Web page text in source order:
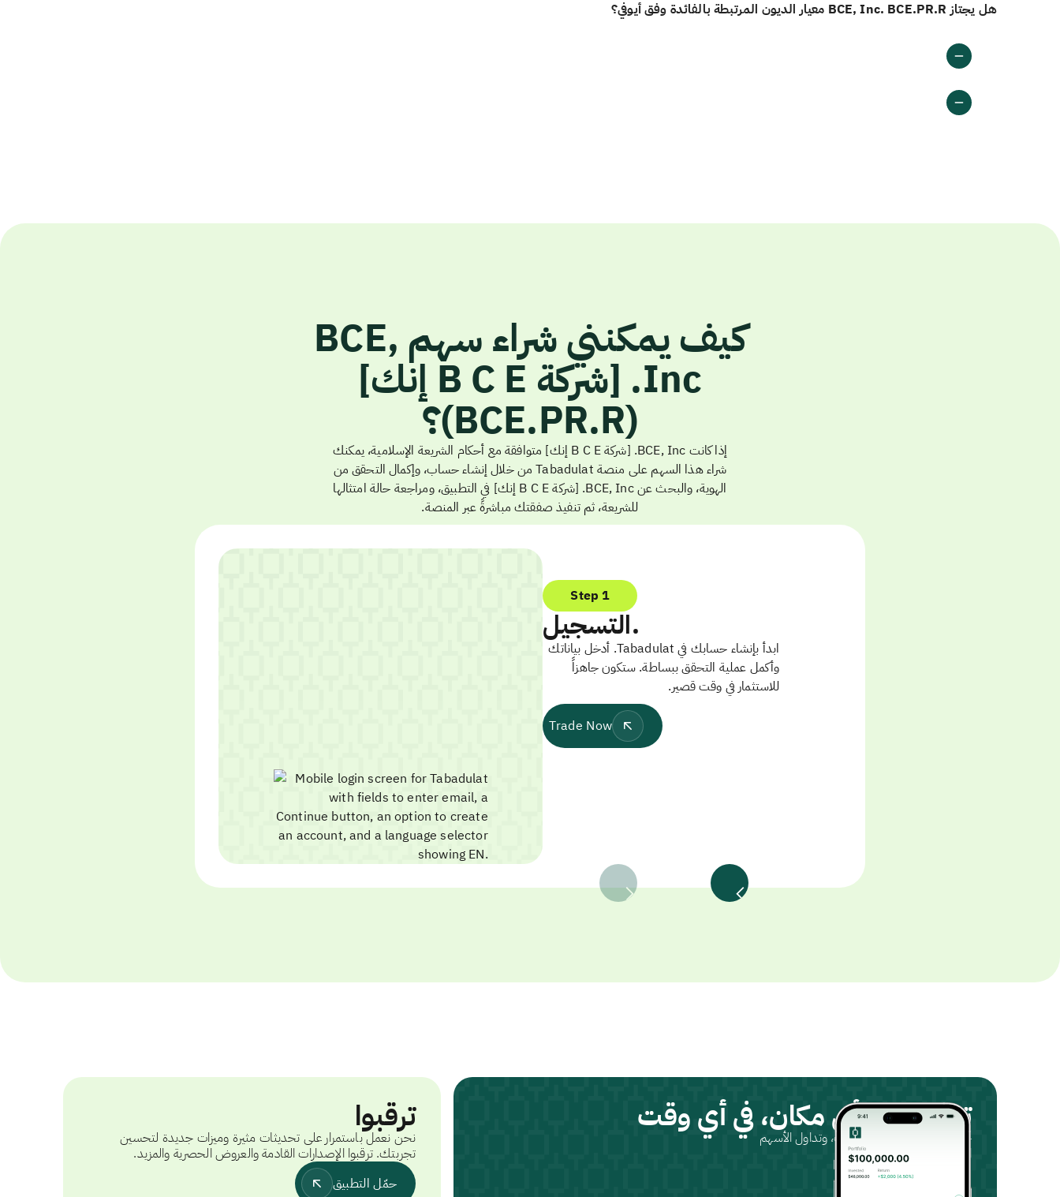
هل يجتاز BCE, Inc. BCE.PR.R معيار الديون المرتبطة بالفائدة وفق أيوفي؟
كيف يمكنني شراء سهم BCE,
Inc. [شركة B C E إنك]
(BCE.PR.R)؟
إذا كانت BCE, Inc. [شركة B C E إنك] متوافقة مع أحكام الشريعة الإسلامية، يمكنك
شراء هذا السهم على منصة Tabadulat من خلال إنشاء حساب، وإكمال التحقق من
الهوية، والبحث عن BCE, Inc. [شركة B C E إنك] في التطبيق، ومراجعة حالة امتثالها
للشريعة، ثم تنفيذ صفقتك مباشرةً عبر المنصة.
Step 1
التسجيل.
ابدأ بإنشاء حسابك في Tabadulat. أدخل بياناتك
وأكمل عملية التحقق ببساطة. ستكون جاهزاً
للاستثمار في وقت قصير.
Trade Now
ترقبوا
نحن نعمل باستمرار على تحديثات مثيرة وميزات جديدة لتحسين
تجربتك. ترقبوا الإصدارات القادمة والعروض الحصرية والمزيد.
حمّل التطبيق
تداول من أي مكان، في أي وقت
حمّل التطبيق، سجّل حسابك، وتداول الأسهم
المتوافقة مع الشريعة.